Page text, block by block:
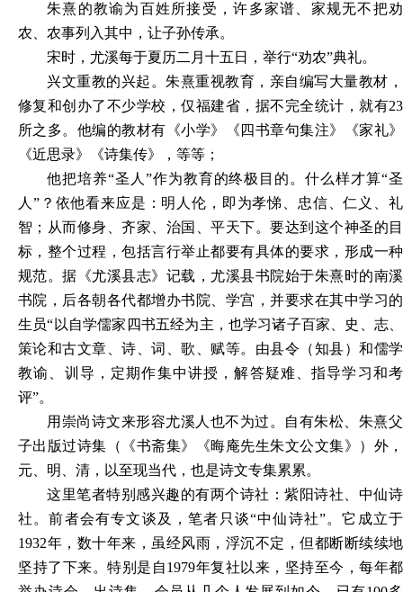
朱熹的教谕为百姓所接受，许多家谱、家规无不把劝
农、农事列入其中，让子孙传承。
宋时，尤溪每于夏历二月十五日，举行“劝农”典礼。
兴文重教的兴起。朱熹重视教育，亲自编写大量教材，
修复和创办了不少学校，仅福建省，据不完全统计，就有23
所之多。他编的教材有《小学》《四书章句集注》《家礼》
《近思录》《诗集传》，等等；
他把培养“圣人”作为教育的终极目的。什么样才算“圣
人”？依他看来应是：明人伦，即为孝悌、忠信、仁义、礼
智；从而修身、齐家、治国、平天下。要达到这个神圣的目
标，整个过程，包括言行举止都要有具体的要求，形成一种
规范。据《尤溪县志》记载，尤溪县书院始于朱熹时的南溪
书院，后各朝各代都增办书院、学宫，并要求在其中学习的
生员“以自学儒家四书五经为主，也学习诸子百家、史、志、
策论和古文章、诗、词、歌、赋等。由县令（知县）和儒学
教谕、训导，定期作集中讲授，解答疑难、指导学习和考
评”。
用崇尚诗文来形容尤溪人也不为过。自有朱松、朱熹父
子出版过诗集（《书斋集》《晦庵先生朱文公文集》）外，
元、明、清，以至现当代，也是诗文专集累累。
这里笔者特别感兴趣的有两个诗社：紫阳诗社、中仙诗
社。前者会有专文谈及，笔者只谈“中仙诗社”。它成立于
1932年，数十年来，虽经风雨，浮沉不定，但都断断续续地
坚持了下来。特别是自1979年复社以来，坚持至今，每年都